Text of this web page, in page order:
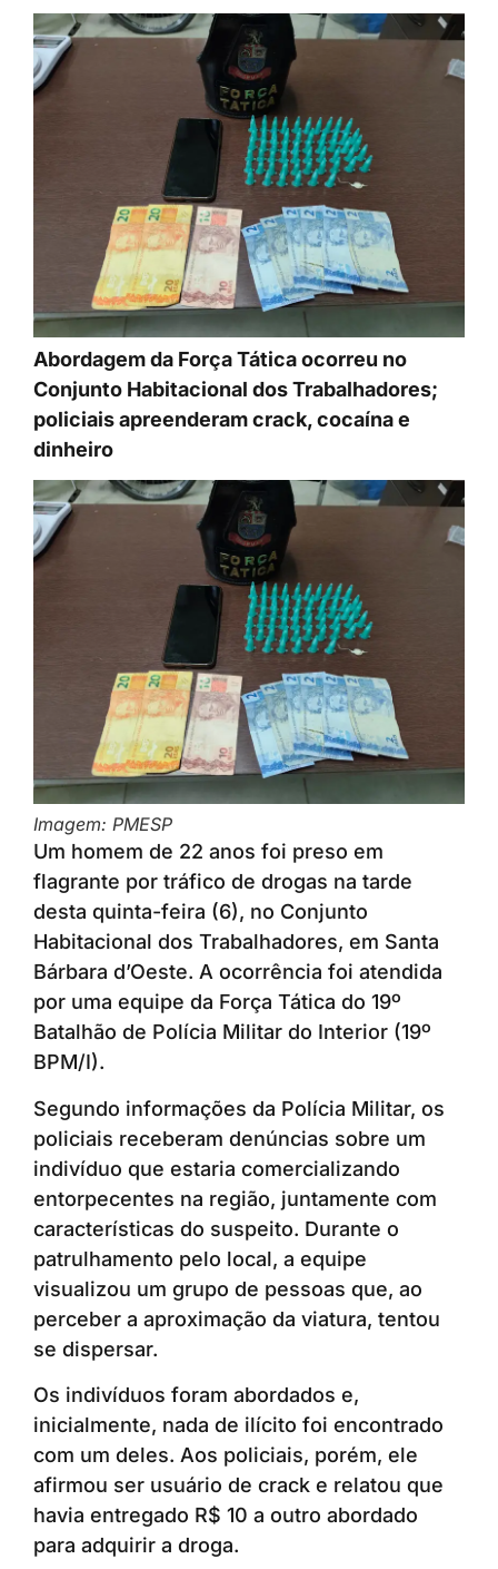
Abordagem da Força Tática ocorreu no
Conjunto Habitacional dos Trabalhadores;
policiais apreenderam crack, cocaína e
dinheiro
Imagem: PMESP
Um homem de 22 anos foi preso em
flagrante por tráfico de drogas na tarde
desta quinta-feira (6), no Conjunto
Habitacional dos Trabalhadores, em Santa
Bárbara d’Oeste. A ocorrência foi atendida
por uma equipe da Força Tática do 19º
Batalhão de Polícia Militar do Interior (19º
BPM/I).
Segundo informações da Polícia Militar, os
policiais receberam denúncias sobre um
indivíduo que estaria comercializando
entorpecentes na região, juntamente com
características do suspeito. Durante o
patrulhamento pelo local, a equipe
visualizou um grupo de pessoas que, ao
perceber a aproximação da viatura, tentou
se dispersar.
Os indivíduos foram abordados e,
inicialmente, nada de ilícito foi encontrado
com um deles. Aos policiais, porém, ele
afirmou ser usuário de crack e relatou que
havia entregado R$ 10 a outro abordado
para adquirir a droga.